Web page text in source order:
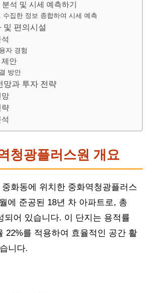
석 및 시세 예측하기
수집한 정보 종합하여 시세 예측
및 편의시설
자 경험
제안
방안
망과 투자 전략
망
략
청광플러스원 개요
화동에 위치한 중화역청광플러스
에 준공된 18년 차 아파트로, 총
되어 있습니다. 이 단지는 용적률
22%를 적용하여 효율적인 공간 활
니다.